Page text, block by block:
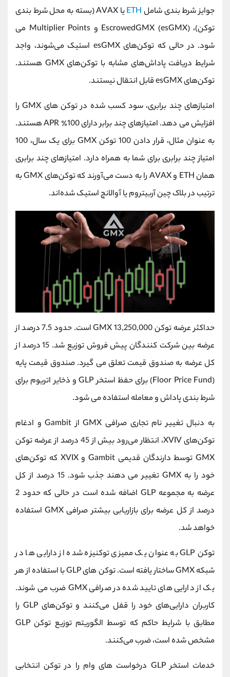
جوایز شرط بندی شامل ETH
یا AVAX (بسته به محل شرط بندی
توکن)، EscrowedGMX (esGMX) و Multiplier Points می
شود. در حالی که توکن‌های esGMX استیک می‌شوند، واجد
شرایط دریافت پاداش‌های مشابه با توکن‌های GMX هستند.
توکن‌های esGMX قابل انتقال نیستند.
امتیازهای چند برابری، سود کسب شده در توکن های GMX را
افزایش می دهد. امتیازهای چند برابر دارای 100٪ APR هستند.
به عنوان مثال، قرار دادن 100 توکن GMX برای یک سال، 100
امتیاز چند برابری برای شما به همراه دارد. امتیازهای چند برابری
همان ETH و AVAX را به دست می‌آورند که توکن‌های GMX به
ترتیب در بلاک چین آربیتروم یا آوالانچ استیک شده‌اند.
حداکثر عرضه توکن GMX 13,250,000 است. حدود 7.5 درصد از
عرضه بین شرکت کنندگان پیش فروش توزیع شد. 15 درصد از
کل عرضه به صندوق قیمت تعلق می گیرد. صندوق قیمت پایه
(Floor Price Fund) برای حفظ استخر GLP و ذخایر اتریوم برای
شرط بندی پاداش و معامله استفاده می شود.
به دنبال تغییر نام تجاری صرافی GMX از Gambit و ادغام
توکن‌های XVIV، انتظار می‌رود بیش از 45 درصد از عرضه توکن
GMX توسط دارندگان قدیمی Gambit و XVIX که توکن‌های
خود را به GMX تغییر می دهند جذب شود. 15 درصد از کل
عرضه به مجموعه GLP اضافه شده است در حالی که حدود 2
درصد از کل عرضه برای بازاریابی بیشتر صرافی GMX استفاده
خواهد شد.
توکن GLP به عنوان یک ممیزی توکنیزه شده از دارایی ها در
شبکه GMX ساختار یافته است. توکن های GLP با استفاده از هر
یک از دارایی های تایید شده در صرافی GMX ضرب می شوند.
کاربران دارایی‌های خود را قفل می‌کنند و توکن‌های GLP را
مطابق با شرایط حاکم که توسط الگوریتم توزیع توکن GLP
مشخص شده است، ضرب می‌کنند.
خدمات استخر GLP درخواست های وام را در توکن انتخابی